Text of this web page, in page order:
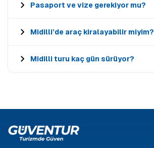
Pasaport ve vize gerekiyor mu?
Midilli’de araç kiralayabilir miyim?
Midilli turu kaç gün sürüyor?